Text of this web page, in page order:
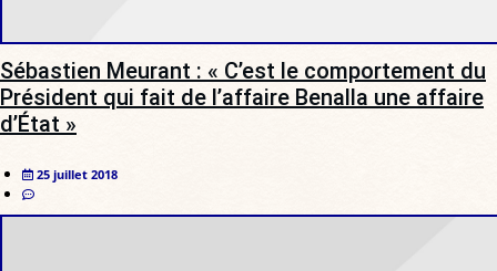
Sébastien Meurant : « C’est le comportement du
Président qui fait de l’affaire Benalla une affaire
d’État »
25 juillet 2018